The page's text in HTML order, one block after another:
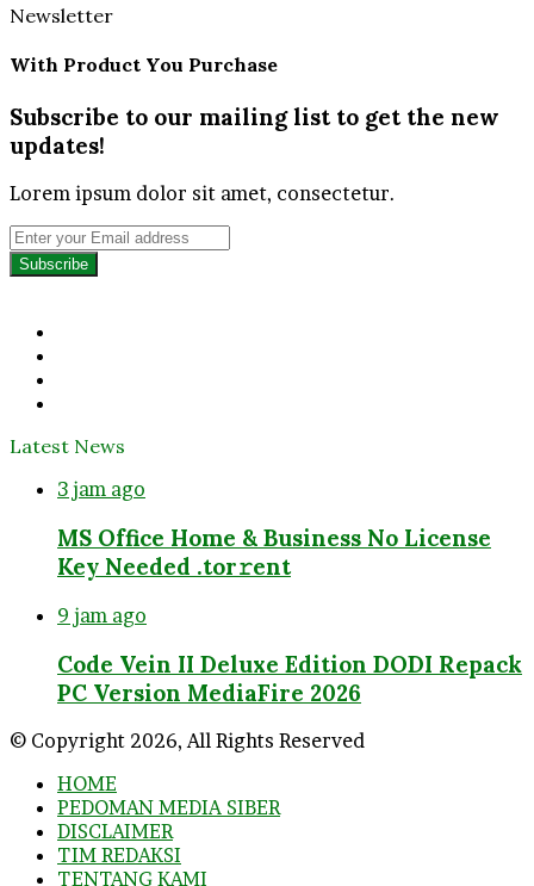
Newsletter
With Product You Purchase
Subscribe to our mailing list to get the new
updates!
Lorem ipsum dolor sit amet, consectetur.
Enter
your
Email
Latest News
3 jam ago
MS Office Home & Business No License
Key Needed .tоr𝚛еnt
9 jam ago
Code Vein II Deluxe Edition DODI Repack
PC Version MediaFire 2026
© Copyright 2026, All Rights Reserved
HOME
PEDOMAN MEDIA SIBER
DISCLAIMER
TIM REDAKSI
TENTANG KAMI